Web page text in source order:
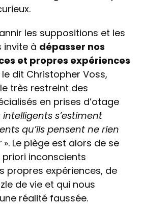
les suppositions et les
invite à dépasser nos
et propres expériences
dit Christopher Voss,
très restreint des
en prises d’otage
intelligents s’estiment
qu’ils pensent ne rien
». Le piège est alors de se
inconscients
propres expériences, de
de vie et qui nous
réalité faussée.